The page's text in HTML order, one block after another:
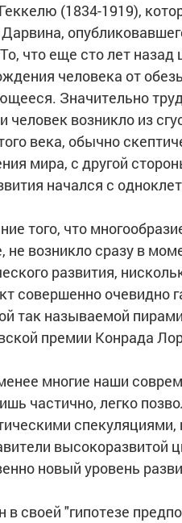
(1834-1919),
что еще сто лет
человека от
Значительно
человек возникло из
века, обычно
мира, с другой
начался с
того, что
не возникло сразу в
развития,
совершенно очевидно
так называемой
премии Конрада
многие наши
частично, легко
спекуляциями,
высокоразвитой
новый уровень
в своей "гипотезе